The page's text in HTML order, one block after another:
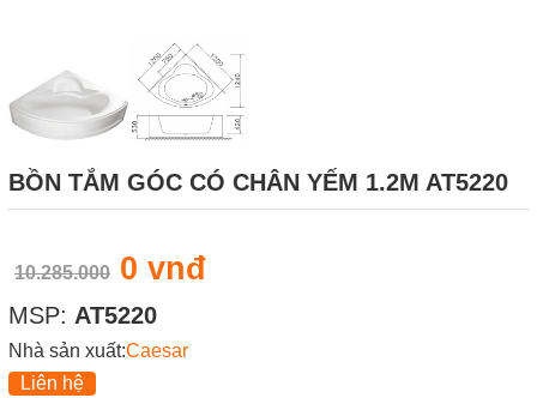
BỒN TẮM GÓC CÓ CHÂN YẾM 1.2M AT5220
10.285.000 0 vnđ
MSP: AT5220
Nhà sản xuất:Caesar
Liên hệ